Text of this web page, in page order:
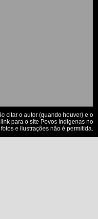
citar o autor (quando houver) e o
para o site Povos Indígenas no
e ilustrações não é permitida.